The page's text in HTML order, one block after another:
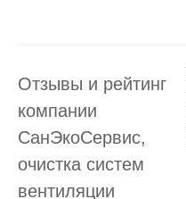
Отзывы и рейтинг
компании
CанЭкоСервис,
очистка систем
вентиляции